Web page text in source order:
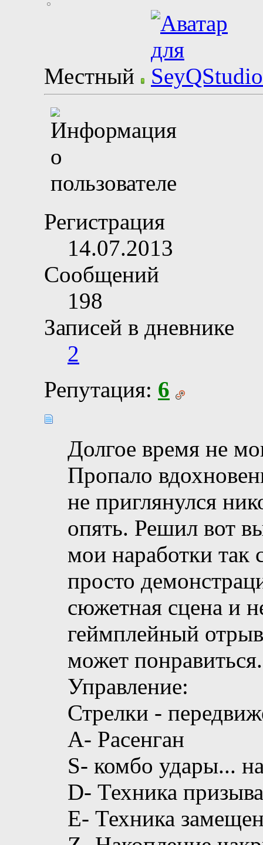
Местный
Регистрация
14.07.2013
Сообщений
198
Записей в дневнике
2
Репутация: 6
Долгое время не
Пропало
не приглянулся
опять. Решил вот
мои наработки так
просто
сюжетная сцена и
геймплейный
может понравиться.
Управление:
Стрелки -
A- Расенган
S- комбо удары...
D- Техника призыва
E- Техника